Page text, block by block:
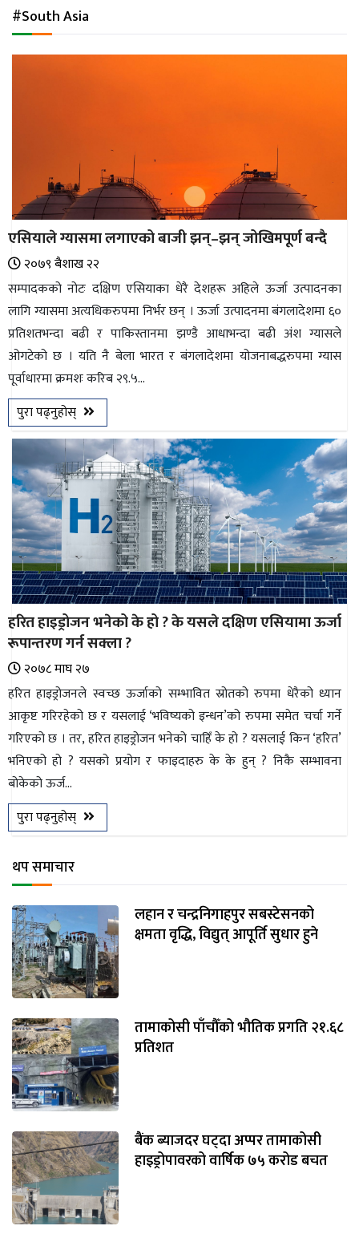
जलवायु
हरित
हाइड्रोजन
इभी
सम्पादकीय
बैंक
पर्यटन
भिडियो
छापा
प्रोफाइल
ऊर्जा
विशेष
#South Asia
एसियाले ग्यासमा लगाएको बाजी झन्–झन् जोखिमपूर्ण बन्दै
२०७९ ब‌ैशाख २२
सम्पादकको नोटः दक्षिण एसियाका धेरै देशहरू अहिले ऊर्जा उत्पादनका
लागि ग्यासमा अत्यधिकरुपमा निर्भर छन् । ऊर्जा उत्पादनमा बंगलादेशमा ६०
प्रतिशतभन्दा बढी र पाकिस्तानमा झण्डै आधाभन्दा बढी अंश ग्यासले
ओगटेको छ । यति नै बेला भारत र बंगलादेशमा योजनाबद्धरुपमा ग्यास
पूर्वाधारमा क्रमशः करिब २९.५...
पुरा पढ्नुहोस्
हरित हाइड्रोजन भनेको के हो ? के यसले दक्षिण एसियामा ऊर्जा
रूपान्तरण गर्न सक्ला ?
२०७८ माघ २७
हरित हाइड्रोजनले स्वच्छ ऊर्जाको सम्भावित स्रोतको रुपमा धेरैको ध्यान
आकृष्ट गरिरहेको छ र यसलाई ‘भविष्यको इन्धन’को रुपमा समेत चर्चा गर्ने
गरिएको छ । तर, हरित हाइड्रोजन भनेको चाहिँ के हो ? यसलाई किन ‘हरित’
भनिएको हो ? यसको प्रयोग र फाइदाहरु के के हुन् ? निकै सम्भावना
बोकेको ऊर्ज...
पुरा पढ्नुहोस्
थप समाचार
लहान र चन्द्रनिगाहपुर सबस्टेसनको
क्षमता वृद्धि, विद्युत् आपूर्ति सुधार हुने
तामाकोसी पाँचौँको भौतिक प्रगति २१.६८
प्रतिशत
बैंक ब्याजदर घट्दा अप्पर तामाकोसी
हाइड्रोपावरको वार्षिक ७५ करोड बचत